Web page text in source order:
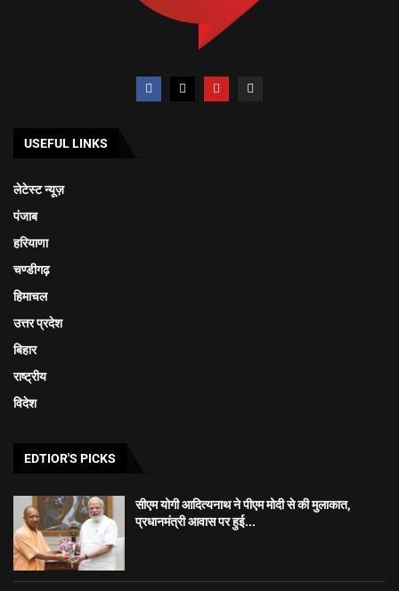
USEFUL LINKS
लेटेस्ट न्यूज़
पंजाब
हरियाणा
चण्डीगढ़
हिमाचल
उत्तर प्रदेश
बिहार
राष्ट्रीय
विदेश
EDTIOR'S PICKS
सीएम योगी आदित्यनाथ ने पीएम मोदी से की मुलाकात,
प्रधानमंत्री आवास पर हुई...